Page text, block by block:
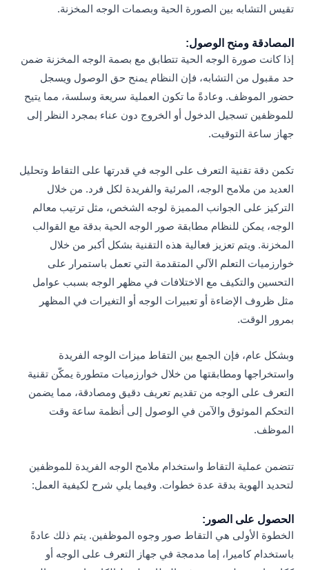
تقيس التشابه بين الصورة الحية وبصمات الوجه المخزنة.
المصادقة ومنح الوصول:
إذا كانت صورة الوجه الحية تتطابق مع بصمة الوجه المخزنة ضمن
حد مقبول من التشابه، فإن النظام يمنح حق الوصول ويسجل
حضور الموظف. وعادةً ما تكون العملية سريعة وسلسة، مما يتيح
للموظفين تسجيل الدخول أو الخروج دون عناء بمجرد النظر إلى
جهاز ساعة التوقيت.
تكمن دقة تقنية التعرف على الوجه في قدرتها على التقاط وتحليل
العديد من ملامح الوجه، المرئية والفريدة لكل فرد. من خلال
التركيز على الجوانب المميزة لوجه الشخص، مثل ترتيب معالم
الوجه، يمكن للنظام مطابقة صور الوجه الحية بدقة مع القوالب
المخزنة. ويتم تعزيز فعالية هذه التقنية بشكل أكبر من خلال
خوارزميات التعلم الآلي المتقدمة التي تعمل باستمرار على
التحسين والتكيف مع الاختلافات في مظهر الوجه بسبب عوامل
مثل ظروف الإضاءة أو تعبيرات الوجه أو التغيرات في المظهر
بمرور الوقت.
وبشكل عام، فإن الجمع بين التقاط ميزات الوجه الفريدة
واستخراجها ومطابقتها من خلال خوارزميات متطورة يمكّن تقنية
التعرف على الوجه من تقديم تعريف دقيق ومصادقة، مما يضمن
التحكم الموثوق والآمن في الوصول إلى أنظمة ساعة وقت
الموظف.
تتضمن عملية التقاط واستخدام ملامح الوجه الفريدة للموظفين
لتحديد الهوية بدقة عدة خطوات. وفيما يلي شرح لكيفية العمل:
الحصول على الصور:
الخطوة الأولى هي التقاط صور وجوه الموظفين. يتم ذلك عادةً
باستخدام كاميرا، إما مدمجة في جهاز التعرف على الوجه أو